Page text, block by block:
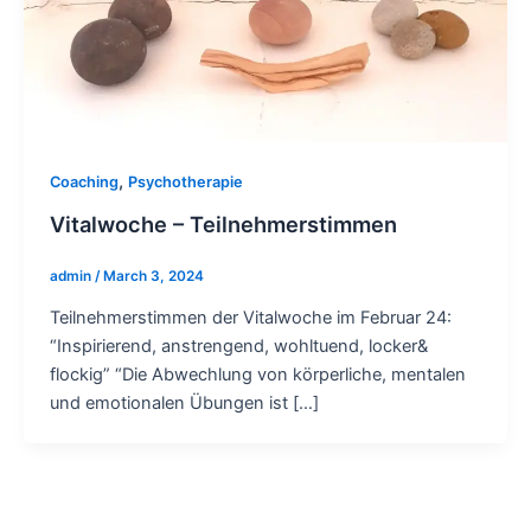
Coaching, Psychotherapie
Vitalwoche – Teilnehmerstimmen
admin /March 3, 2024
Teilnehmerstimmen der Vitalwoche im Februar 24:
“Inspirierend, anstrengend, wohltuend, locker&
flockig” “Die Abwechlung von körperliche, mentalen
und emotionalen Übungen ist […]